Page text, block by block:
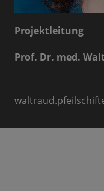
Projektleitung
Prof. Dr. med.